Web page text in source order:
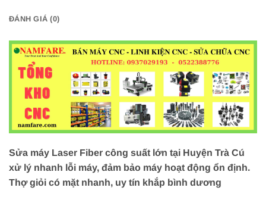
ĐÁNH GIÁ (0)
Sửa máy Laser Fiber công suất lớn tại Huyện Trà Cú
xử lý nhanh lỗi máy, đảm bảo máy hoạt động ổn định.
Thợ giỏi có mặt nhanh, uy tín khắp bình dương